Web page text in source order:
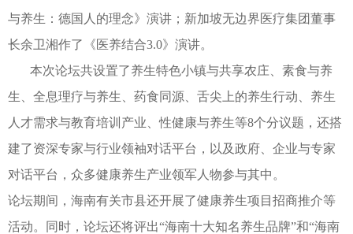
与养生：德国人的理念》演讲；新加坡无边界医疗集团董事
长余卫湘作了《医养结合3.0》演讲。
本次论坛共设置了养生特色小镇与共享农庄、素食与养
生、全息理疗与养生、药食同源、舌尖上的养生行动、养生
人才需求与教育培训产业、性健康与养生等8个分议题，还搭
建了资深专家与行业领袖对话平台，以及政府、企业与专家
对话平台，众多健康养生产业领军人物参与其中。
论坛期间，海南有关市县还开展了健康养生项目招商推介等
活动。同时，论坛还将评出“海南十大知名养生品牌”和“海南